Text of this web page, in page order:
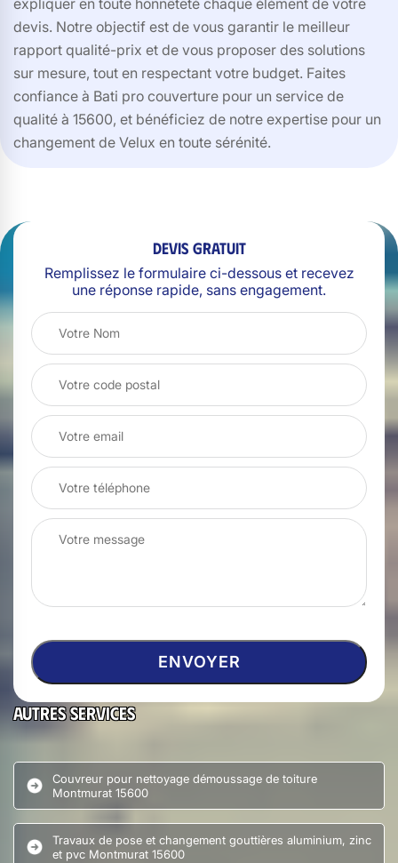
devis. Notre objectif est de vous garantir le meilleur
rapport qualité-prix et de vous proposer des solutions
sur mesure, tout en respectant votre budget. Faites
confiance à Bati pro couverture pour un service de
qualité à 15600, et bénéficiez de notre expertise pour un
changement de Velux en toute sérénité.
Devis gratuit
Remplissez le formulaire ci-dessous et recevez
une réponse rapide, sans engagement.
Autres services
Couvreur pour nettoyage démoussage de toiture
Montmurat 15600
Travaux de pose et changement gouttières aluminium, zinc
et pvc Montmurat 15600